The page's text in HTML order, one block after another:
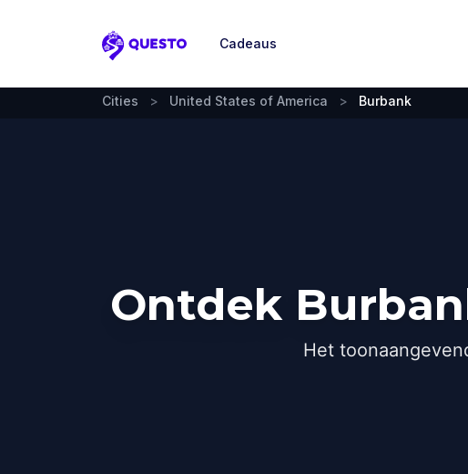
Questo
Cadeaus
Cities > United States of America > Burbank
Ontdek
Het